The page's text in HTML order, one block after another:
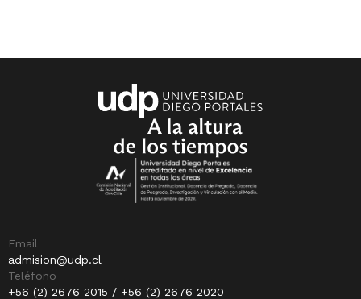
Email
admision@udp.cl
Teléfono
+56 (2) 2676 2015 / +56 (2) 2676 2020